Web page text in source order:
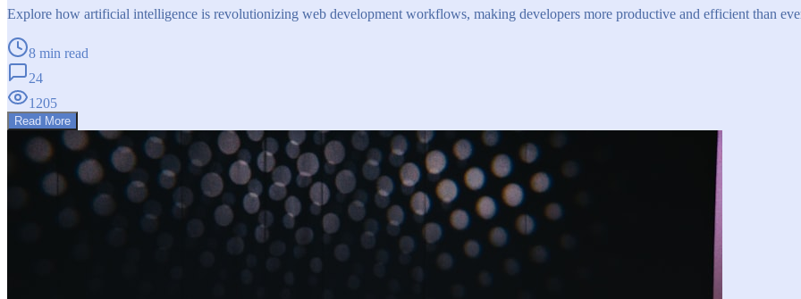
Explore how artificial intelligence is revolutionizing web development workflows, making developers more productive and efficient than
8 min read
24
1205
Read More